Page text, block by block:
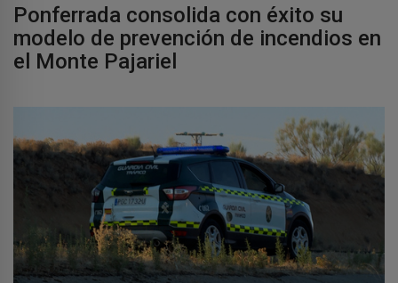
Ponferrada consolida con éxito su
modelo de prevención de incendios en
el Monte Pajariel